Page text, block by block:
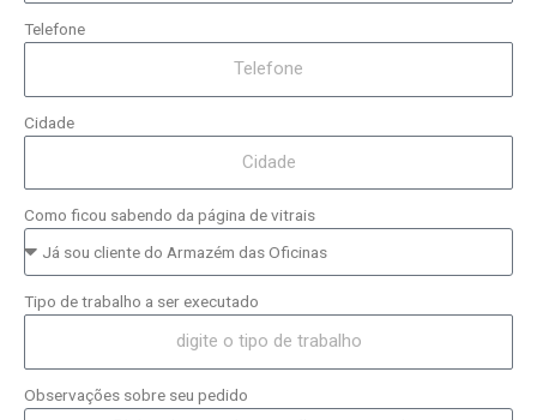
Telefone
Cidade
Como ficou sabendo da página de vitrais
Tipo de trabalho a ser executado
Observações sobre seu pedido